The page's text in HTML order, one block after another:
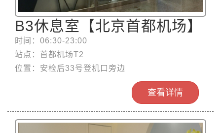
B3休息室【北京首都机场】
时间：06:30-23:00
站点：首都机场T2
位置：安检后33号登机口旁边
查看详情